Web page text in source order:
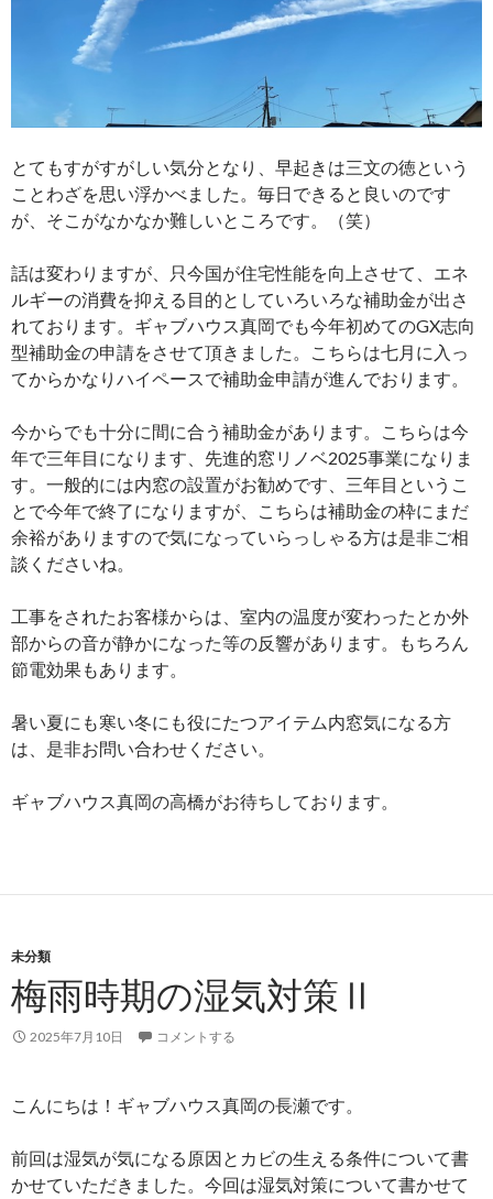
とてもすがすがしい気分となり、早起きは三文の徳という
ことわざを思い浮かべました。毎日できると良いのです
が、そこがなかなか難しいところです。（笑）
話は変わりますが、只今国が住宅性能を向上させて、エネ
ルギーの消費を抑える目的としていろいろな補助金が出さ
れております。ギャブハウス真岡でも今年初めてのGX志向
型補助金の申請をさせて頂きました。こちらは七月に入っ
てからかなりハイペースで補助金申請が進んでおります。
今からでも十分に間に合う補助金があります。こちらは今
年で三年目になります、先進的窓リノベ2025事業になりま
す。一般的には内窓の設置がお勧めです、三年目というこ
とで今年で終了になりますが、こちらは補助金の枠にまだ
余裕がありますので気になっていらっしゃる方は是非ご相
談くださいね。
工事をされたお客様からは、室内の温度が変わったとか外
部からの音が静かになった等の反響があります。もちろん
節電効果もあります。
暑い夏にも寒い冬にも役にたつアイテム内窓気になる方
は、是非お問い合わせください。
ギャブハウス真岡の高橋がお待ちしております。
未分類
梅雨時期の湿気対策Ⅱ
2025年7月10日 コメントする
こんにちは！ギャブハウス真岡の長瀬です。
前回は湿気が気になる原因とカビの生える条件について書
かせていただきました。今回は湿気対策について書かせて